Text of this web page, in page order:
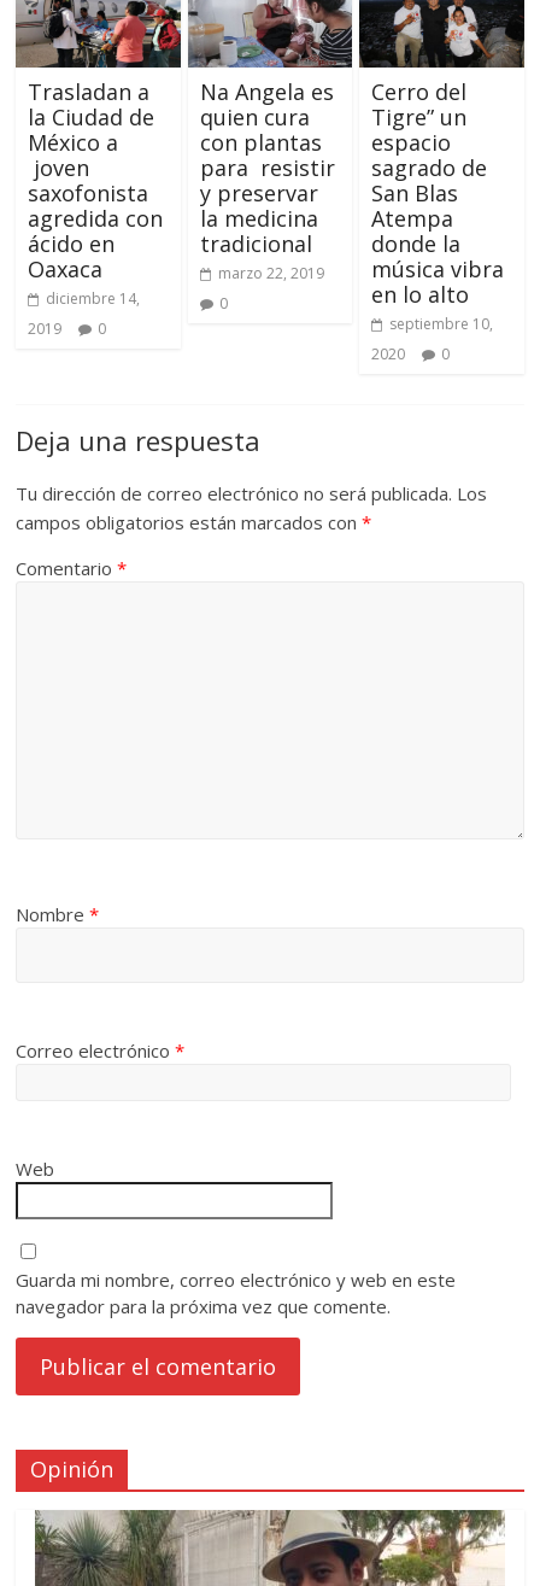
Trasladan a
la Ciudad de
México a
joven
saxofonista
agredida con
ácido en
Oaxaca
diciembre 14,
2019
0
Na Angela es
quien cura
con plantas
para resistir
y preservar
la medicina
tradicional
marzo 22, 2019
0
Cerro del
Tigre” un
espacio
sagrado de
San Blas
Atempa
donde la
música vibra
en lo alto
septiembre 10,
2020
0
Deja una respuesta
Tu dirección de correo electrónico no será publicada. Los
campos obligatorios están marcados con*
Comentario*
Nombre*
Correo electrónico*
Web
Guarda mi nombre, correo electrónico y web en este
navegador para la próxima vez que comente.
Opinión